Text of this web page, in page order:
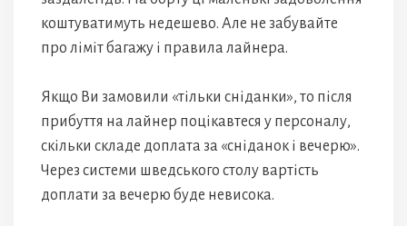
коштуватимуть недешево. Але не забувайте
про ліміт багажу і правила лайнера.
Якщо Ви замовили «тільки сніданки», то після
прибуття на лайнер поцікавтеся у персоналу,
скільки складе доплата за «сніданок і вечерю».
Через системи шведського столу вартість
доплати за вечерю буде невисока.